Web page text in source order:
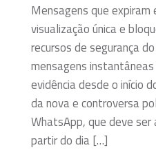
Mensagens que
visualização única e
recursos de segurança
mensagens instantâneas
evidência desde o início
da nova e controversa
WhatsApp, que deve
partir do dia […]